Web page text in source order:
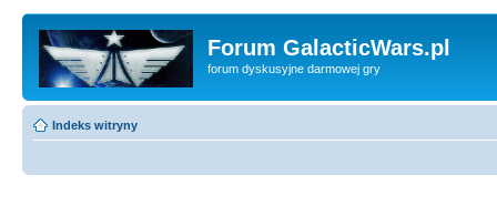
Forum GalacticWars.pl
forum dyskusyjne darmowej gry
Indeks witryny